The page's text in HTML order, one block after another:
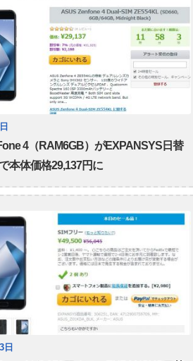
4（RAM6GB）がEXPANSYS日替
本体価格29,137円に
日